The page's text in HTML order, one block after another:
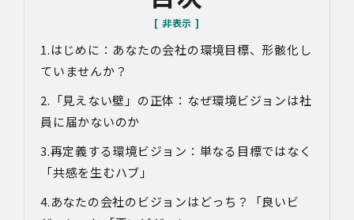
サービス向上等のために、録音・録画させていただく場合
対象情報
・お問い合わせ時に取得する個人情報
利用目的
・お問い合わせ対応の品質向上及びお問い合わせ内容等の
正確な把握のため
・取得した情報を解析又は分析して、当社サービス「環境
価値創出支援」「環境価値売買」「脱炭素コンサルティン
め
はじめに：あなたの会社の環境目標、形骸化し
ていませんか？
「見えない壁」の正体：なぜ環境ビジョンは社
員に届かないのか
再定義する環境ビジョン：単なる目標ではなく
「共感を生むハブ」
あなたの会社のビジョンはどっち？「良いビ